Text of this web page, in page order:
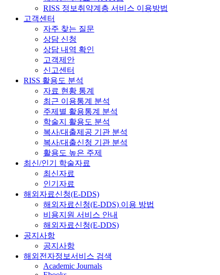
RISS 정보취약계층 서비스 이용방법
고객센터
자주 찾는 질문
상담 신청
상담 내역 확인
고객제안
신고센터
RISS 활용도 분석
자료 현황 통계
최근 이용통계 분석
주제별 활용통계 분석
학술지 활용도 분석
복사/대출제공 기관 분석
복사/대출신청 기관 분석
활용도 높은 주제
최신/인기 학술자료
최신자료
인기자료
해외자료신청(E-DDS)
해외자료신청(E-DDS) 이용 방법
비용지원 서비스 안내
해외자료신청(E-DDS)
공지사항
공지사항
해외전자정보서비스 검색
Academic Journals